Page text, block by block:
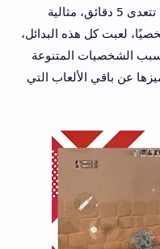
التي تقدم نمط لعب سريع ومباريات لا تتعدى 5 دقائق، مثالية
لعبت كل هذه البدائل،
الشخصيات المتنوعة
عن باقي الألعاب التي